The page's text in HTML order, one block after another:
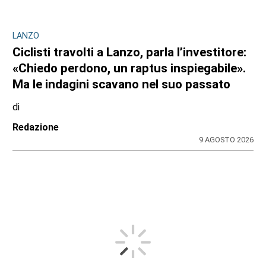
LANZO
Ciclisti travolti a Lanzo, parla l’investitore:
«Chiedo perdono, un raptus inspiegabile».
Ma le indagini scavano nel suo passato
di
Redazione
9 AGOSTO 2026